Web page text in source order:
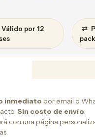
Válido por 12
⇄
pack
inmediato por email o
Sin costo de envío
con una página